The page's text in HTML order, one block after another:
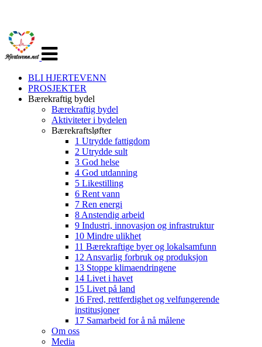
navigasjon
BLI HJERTEVENN
PROSJEKTER
Bærekraftig bydel
Bærekraftig bydel
Aktiviteter i bydelen
Bærekraftsløfter
1 Utrydde fattigdom
2 Utrydde sult
3 God helse
4 God utdanning
5 Likestilling
6 Rent vann
7 Ren energi
8 Anstendig arbeid
9 Industri, innovasjon og infrastruktur
10 Mindre ulikhet
11 Bærekraftige byer og lokalsamfunn
12 Ansvarlig forbruk og produksjon
13 Stoppe klimaendringene
14 Livet i havet
15 Livet på land
16 Fred, rettferdighet og velfungerende
institusjoner
17 Samarbeid for å nå målene
Om oss
Media